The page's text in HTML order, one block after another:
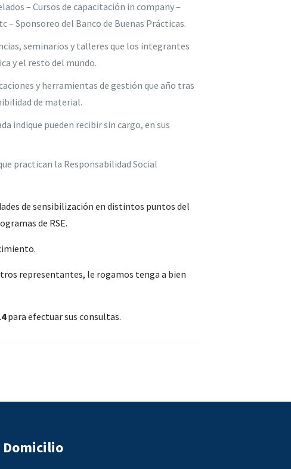
– Cursos de capacitación in company –
Sponsoreo del Banco de Buenas Prácticas.
seminarios y talleres que los integrantes
y el resto del mundo.
y herramientas de gestión que año tras
de material.
indique pueden recibir sin cargo, en sus
practican la Responsabilidad Social
de sensibilización en distintos puntos del
de RSE.
representantes, le rogamos tenga a bien
para efectuar sus consultas.
Domicilio